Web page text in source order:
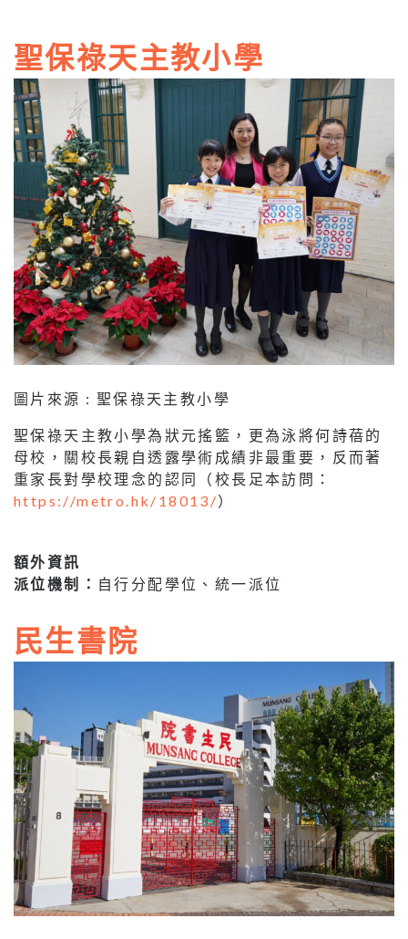
聖保祿天主教小學
圖片來源 : 聖保祿天主教小學
聖保祿天主教小學為狀元搖籃，更為泳將何詩蓓的
母校，關校長親自透露學術成績非最重要，反而著
重家長對學校理念的認同（校長足本訪問：
https://metro.hk/18013/）
額外資訊
派位機制： 自行分配學位、統一派位
民生書院